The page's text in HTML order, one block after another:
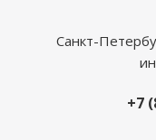
Санкт-
+7